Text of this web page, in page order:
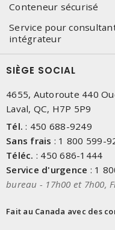
Conteneur sécurisé
Service pour
intégrateur
SIÈGE SOCIAL
4655, Autoroute 440
Laval, QC, H7P 5P9
Tél. : 450 688-9249
Sans frais : 1 800 599-
Téléc. : 450 686-1444
Service d'urgence : 1
bureau - 17h00 et 7h00,
Fait au Canada avec des